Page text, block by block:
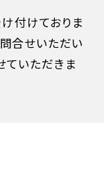
付けておりま
合せいただい
ていただきま